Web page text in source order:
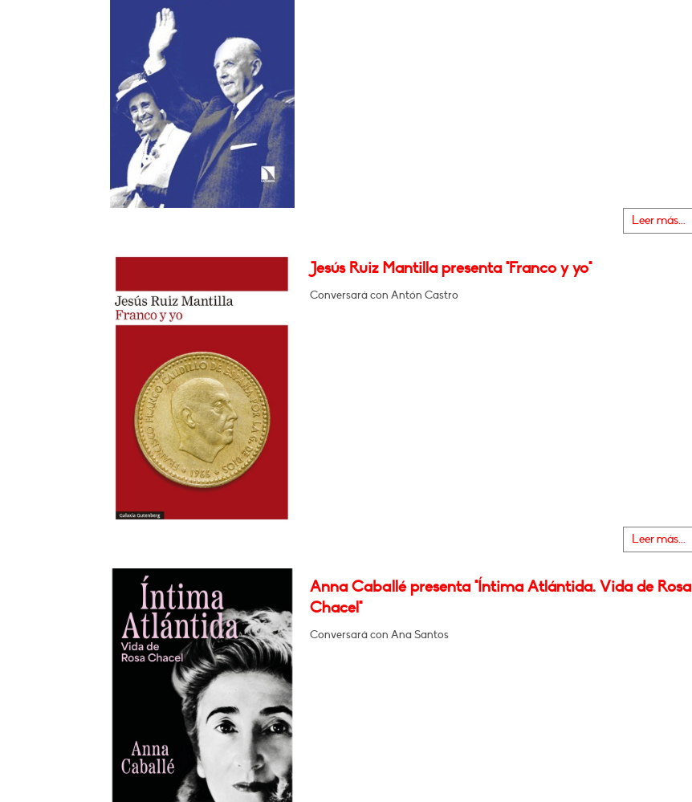
Leer más...
Jesús Ruiz Mantilla presenta "Franco y yo"
Conversará con Antón Castro
Leer más...
Anna Caballé presenta "Íntima Atlántida. Vida de Rosa
Chacel"
Conversará con Ana Santos